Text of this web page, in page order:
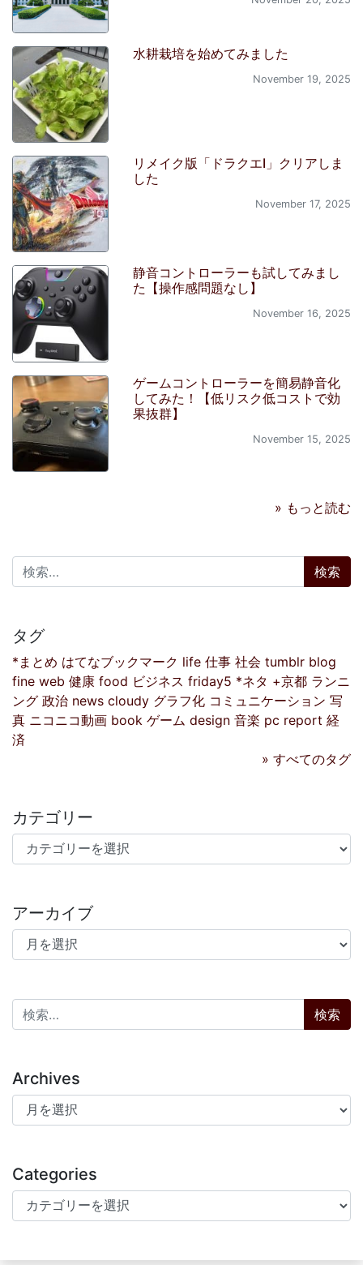
水耕栽培を始めてみました
November 19, 2025
リメイク版「ドラクエI」クリアしま
した
November 17, 2025
静音コントローラーも試してみまし
た【操作感問題なし】
November 16, 2025
ゲームコントローラーを簡易静音化
してみた！【低リスク低コストで効
果抜群】
November 15, 2025
» もっと読む
検索:
タグ
*まとめ はてなブックマーク life 仕事 社会 tumblr blog
fine web 健康 food ビジネス friday5 *ネタ +京都 ランニ
ング 政治 news cloudy グラフ化 コミュニケーション 写
真 ニコニコ動画 book ゲーム design 音楽 pc report 経
済
» すべてのタグ
カテゴリー
カテゴリー
アーカイブ
アーカイブ
検索:
Archives
Archives
Categories
Categories